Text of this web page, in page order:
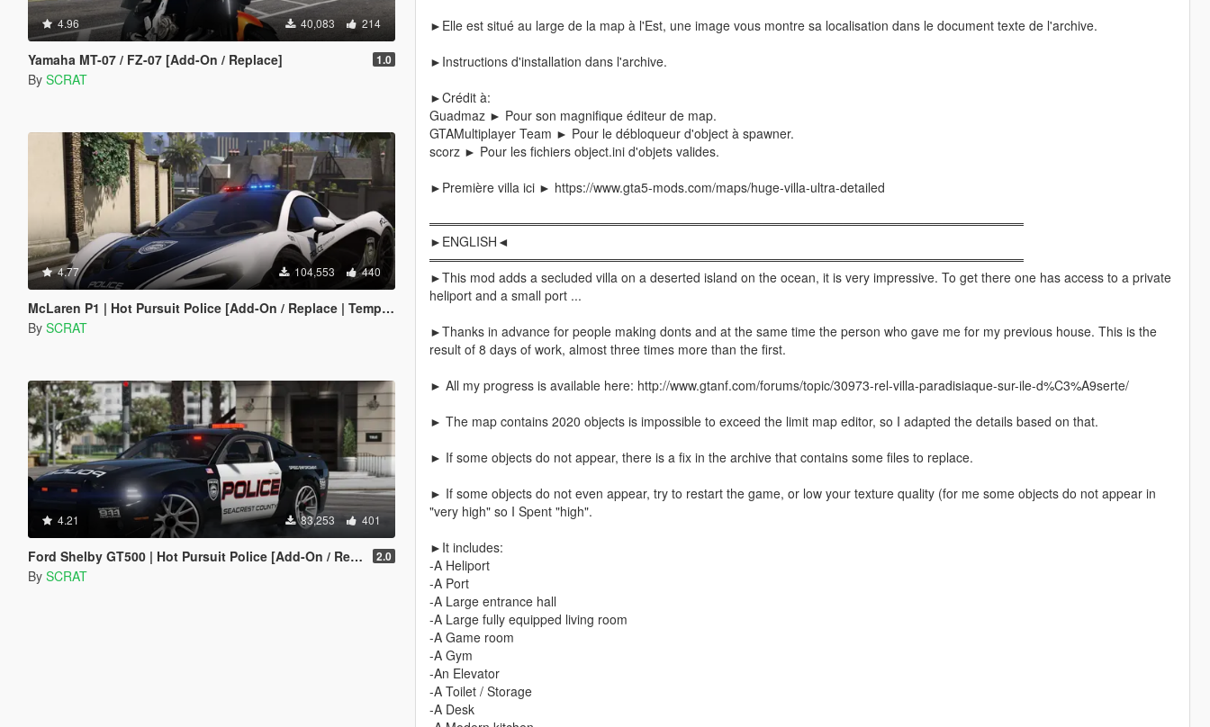
4.96 40,083 214
Yamaha MT-07 / FZ-07 [Add-On / Replace] 1.0
By SCRAT
4.77 104,553 440
McLaren P1 | Hot Pursuit Police [Add-On / Replace | Template]
By SCRAT
4.21 83,253 401
Ford Shelby GT500 | Hot Pursuit Police [Add-On / Replace | Template] 2.0
By SCRAT
►Elle est situé au large de la map à l'Est, une image vous montre sa localisation dans le document texte de l'archive.
►Instructions d'installation dans l'archive.
►Crédit à:
Guadmaz ► Pour son magnifique éditeur de map.
GTAMultiplayer Team ► Pour le débloqueur d'object à spawner.
scorz ► Pour les fichiers object.ini d'objets valides.
►Première villa ici ► https://www.gta5-mods.com/maps/huge-villa-ultra-detailed
══════════════════════════════════════════════════════════════════
►ENGLISH◄
══════════════════════════════════════════════════════════════════
►This mod adds a secluded villa on a deserted island on the ocean, it is very impressive. To get there one has access to a private
heliport and a small port ...
►Thanks in advance for people making donts and at the same time the person who gave me for my previous house. This is the
result of 8 days of work, almost three times more than the first.
► All my progress is available here: http://www.gtanf.com/forums/topic/30973-rel-villa-paradisiaque-sur-ile-d%C3%A9serte/
► The map contains 2020 objects is impossible to exceed the limit map editor, so I adapted the details based on that.
► If some objects do not appear, there is a fix in the archive that contains some files to replace.
► If some objects do not even appear, try to restart the game, or low your texture quality (for me some objects do not appear in
"very high" so I Spent "high".
►It includes:
-A Heliport
-A Port
-A Large entrance hall
-A Large fully equipped living room
-A Game room
-A Gym
-An Elevator
-A Toilet / Storage
-A Desk